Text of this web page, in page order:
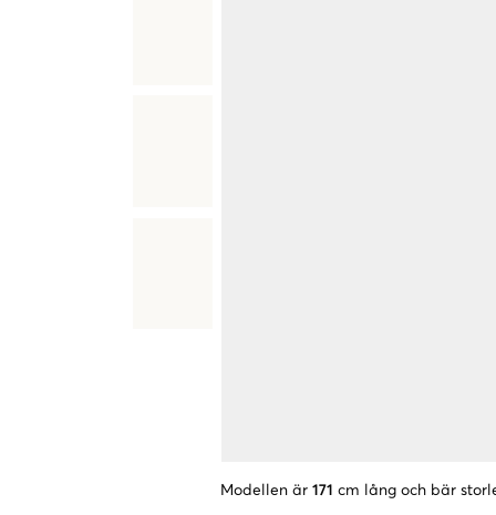
Modellen är 171 cm lång och bär